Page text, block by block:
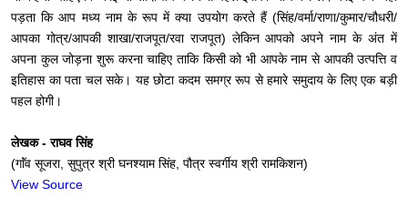
पड़ता कि आप मध्य नाम के रूप में क्या उपयोग करते हैं (सिंह/वर्मा/राणा/कुमार/चौधरी/
आपका गोत्र/आपकी शाखा/राजपूत/रवा राजपूत) लेकिन आपको अपने नाम के अंत में
अपना कुल जोड़ना शुरू करना चाहिए ताकि किसी को भी आपके नाम से आपकी उत्पत्ति व
इतिहास का पता चल सके। यह छोटा कदम समग्र रूप से हमारे समुदाय के लिए एक बड़ी
पहल होगी।
लेखक - राघव‌ सिंह
(गाॅंव सूजरा, सुपुत्र श्री घनश्याम सिंह, पौत्र स्वर्गीय श्री रामकिशन)
View Source